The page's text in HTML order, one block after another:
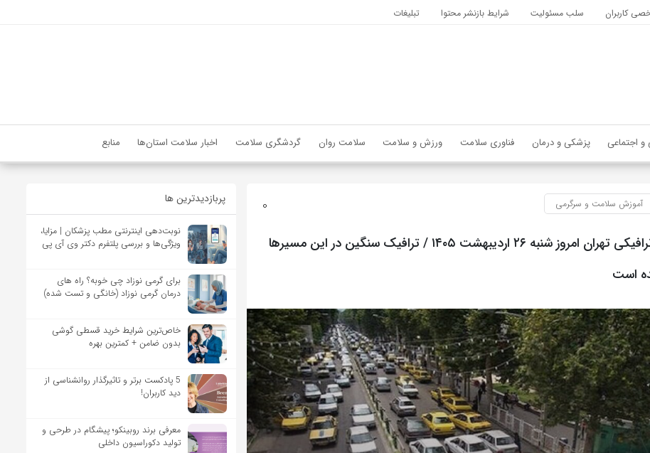
کاربران سلب مسئولیت شرایط بازنشر محتوا تبلیغات
اجتماعی پزشکی و درمان فناوری سلامت ورزش و سلامت سلامت روان گردشگری سلامت اخبار سلامت استان‌ها منابع
0 آموزش سلامت و سرگرمی
وضعیت ترافیکی تهران امروز شنبه ۲۶ اردیبهشت ۱۴۰۵ / ترافیک سنگین در این مسیرها
است
پربازدیدترین ها
نوبت‌دهی اینترنتی مطب پزشکان | مزایا،
ویژگی‌ها و بررسی پلتفرم دکتر وی آی پی
برای گرمی نوزاد چی خوبه؟ راه های
درمان گرمی نوزاد (خانگی و تست شده)
خاص‌ترین شرایط خرید قسطی گوشی
بدون ضامن + کمترین بهره
5 پادکست برتر و تاثیرگذار روانشناسی از
دید کاربران!
معرفی برند روبینکو؛ پیشگام در طرحی و
تولید دکوراسیون داخلی